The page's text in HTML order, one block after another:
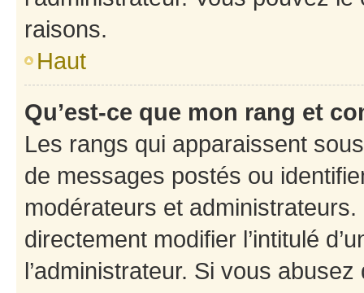
raisons.
Haut
Qu’est-ce que mon rang et
Les rangs qui apparaissent
de messages postés ou
modérateurs et
directement modifier l’intitulé
l’administrateur. Si vous